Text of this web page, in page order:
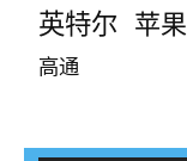
英特尔 苹果
高通